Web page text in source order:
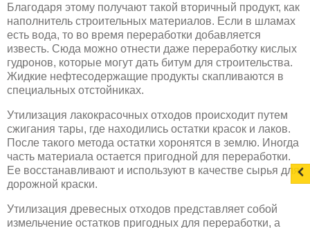
Благодаря этому получают такой вторичный продукт, как
наполнитель строительных материалов. Если в шламах
есть вода, то во время переработки добавляется
известь. Сюда можно отнести даже переработку кислых
гудронов, которые могут дать битум для строительства.
Жидкие нефтесодержащие продукты скапливаются в
специальных отстойниках.
Утилизация лакокрасочных отходов происходит путем
сжигания тары, где находились остатки красок и лаков.
После такого метода остатки хоронятся в землю. Иногда
часть материала остается пригодной для переработки.
Ее восстанавливают и используют в качестве сырья для
дорожной краски.
Утилизация древесных отходов представляет собой
измельчение остатков пригодных для переработки, а